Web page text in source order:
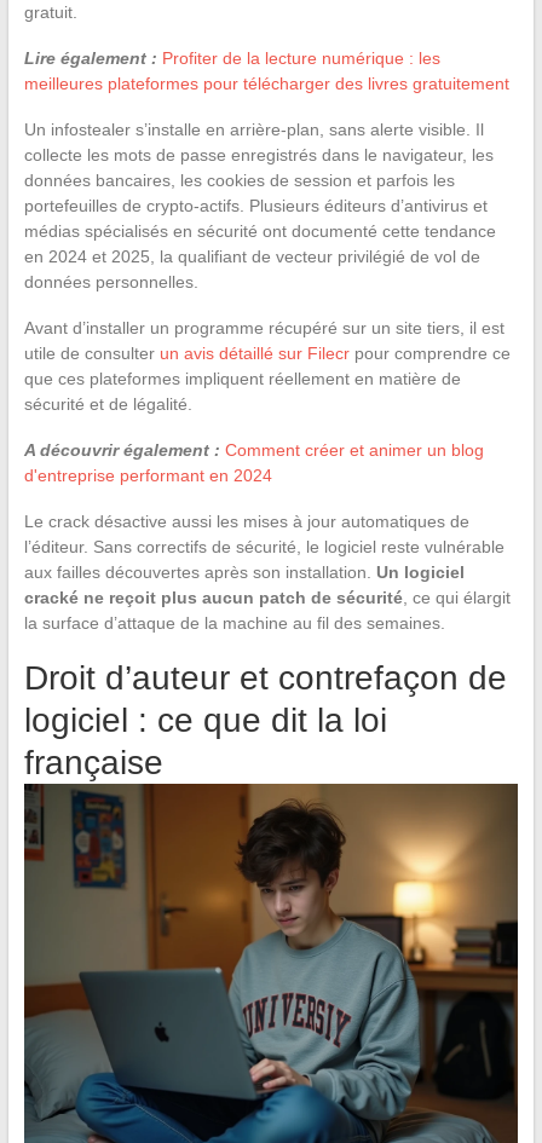
gratuit.
Lire également : Profiter de la lecture numérique : les
meilleures plateformes pour télécharger des livres gratuitement
Un infostealer s’installe en arrière-plan, sans alerte visible. Il
collecte les mots de passe enregistrés dans le navigateur, les
données bancaires, les cookies de session et parfois les
portefeuilles de crypto-actifs. Plusieurs éditeurs d’antivirus et
médias spécialisés en sécurité ont documenté cette tendance
en 2024 et 2025, la qualifiant de vecteur privilégié de vol de
données personnelles.
Avant d’installer un programme récupéré sur un site tiers, il est
utile de consulter un avis détaillé sur Filecrpour comprendre ce
que ces plateformes impliquent réellement en matière de
sécurité et de légalité.
A découvrir également : Comment créer et animer un blog
d'entreprise performant en 2024
Le crack désactive aussi les mises à jour automatiques de
l’éditeur. Sans correctifs de sécurité, le logiciel reste vulnérable
aux failles découvertes après son installation. Un logiciel
cracké ne reçoit plus aucun patch de sécurité, ce qui élargit
la surface d’attaque de la machine au fil des semaines.
Droit d’auteur et contrefaçon de
logiciel : ce que dit la loi
française